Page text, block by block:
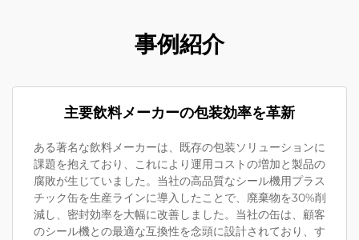
事例紹介
主要飲料メーカーの包装効率を革新
ある著名な飲料メーカーは、既存の包装ソリューションに
課題を抱えており、これにより運用コストの増加と製品の
腐敗が生じていました。当社の高品質なシール機用プラス
チック缶を生産ラインに導入したことで、廃棄物を30%削
減し、密封効率を大幅に改善しました。当社の缶は、顧客
のシール機との最適な互換性を念頭に設計されており、す